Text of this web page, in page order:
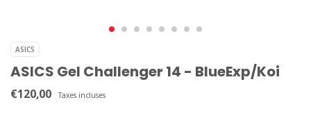
ASICS
ASICS Gel Challenger 14 - BlueExp/Koi
€120,00 Taxes incluses